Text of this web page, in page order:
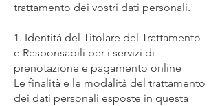
trattamento dei vostri dati personali.
1. Identità del Titolare del Trattamento
e Responsabili per i servizi di
prenotazione e pagamento online
Le finalità e le modalità del trattamento
dei dati personali esposte in questa